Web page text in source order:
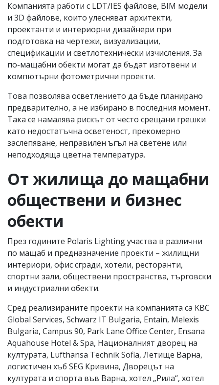
Компанията работи с LDT/IES файлове, BIM модели
и 3D файлове, които улесняват архитекти,
проектанти и интериорни дизайнери при
подготовка на чертежи, визуализации,
спецификации и светлотехнически изчисления. За
по-мащабни обекти могат да бъдат изготвени и
компютърни фотометрични проекти.
Това позволява осветлението да бъде планирано
предварително, а не избирано в последния момент.
Така се намалява рискът от често срещани грешки
като недостатъчна осветеност, прекомерно
заслепяване, неправилен ъгъл на светене или
неподходяща цветна температура.
От жилища до мащабни
обществени и бизнес
обекти
През годините Polaris Lighting участва в различни
по мащаб и предназначение проекти – жилищни
интериори, офис сгради, хотели, ресторанти,
спортни зали, обществени пространства, търговски
и индустриални обекти.
Сред реализираните проекти на компанията са KBC
Global Services, Schwarz IT Bulgaria, Entain, Melexis
Bulgaria, Campus 90, Park Lane Office Center, Ensana
Aquahouse Hotel & Spa, Националният дворец на
културата, Lufthansa Technik Sofia, Летище Варна,
логистичен хъб SEG Кривина, Дворецът на
културата и спорта във Варна, хотел „Рила“, хотел